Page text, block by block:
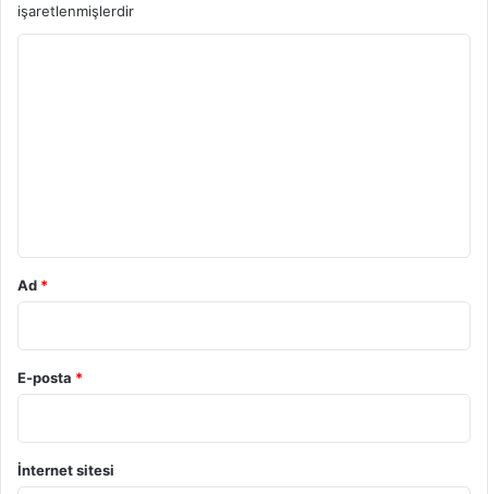
işaretlenmişlerdir
Ad *
E-posta *
İnternet sitesi